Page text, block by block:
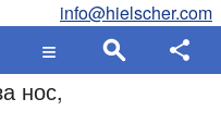
info@hielscher.com
нос,